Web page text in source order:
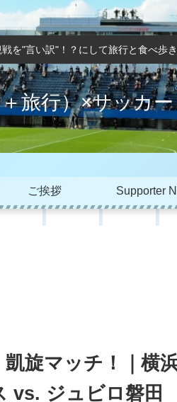
を"言い訳"！？にして旅行と食べ歩き
旅行）×サッカ
ご挨拶 Supporter
凱旋マッチ！｜横
vs. ジュビロ磐田